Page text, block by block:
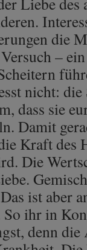
die
–
nicht: die
dass sie
Damit
Kraft des
Die
ist aber
ihr in
denn die